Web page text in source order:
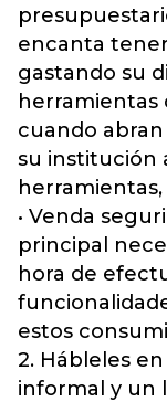
encanta
gastando su
cuando
su institución
• Venda
principal
hora de
estos
2. Hábleles
informal y un